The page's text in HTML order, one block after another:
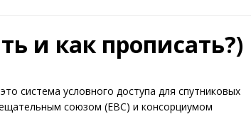
и как прописать?)
система условного доступа для спутниковых
союзом (ЕВС) и консорциумом